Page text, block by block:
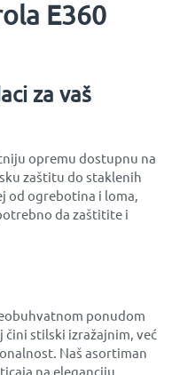
E360
za vaš
opremu dostupnu na
zaštitu do staklenih
od ogrebotina i loma,
da zaštitite i
ponudom
čini stilski izražajnim, već
Naš asortiman
na eleganciju